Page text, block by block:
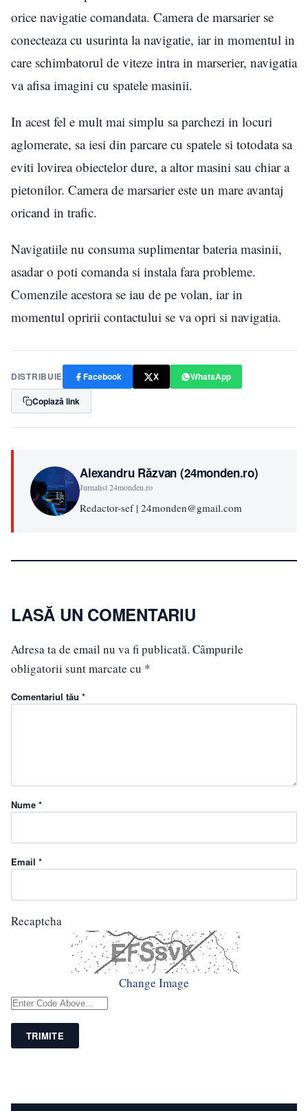
orice navigatie comandata. Camera de marsarier se
conecteaza cu usurinta la navigatie, iar in momentul in
care schimbatorul de viteze intra in marserier, navigatia
va afisa imagini cu spatele masinii.
In acest fel e mult mai simplu sa parchezi in locuri
aglomerate, sa iesi din parcare cu spatele si totodata sa
eviti lovirea obiectelor dure, a altor masini sau chiar a
pietonilor. Camera de marsarier este un mare avantaj
oricand in trafic.
Navigatiile nu consuma suplimentar bateria masinii,
asadar o poti comanda si instala fara probleme.
Comenzile acestora se iau de pe volan, iar in
momentul opririi contactului se va opri si navigatia.
DISTRIBUIE Facebook X
WhatsApp
Copiază link
Alexandru Răzvan (24monden.ro)
Jurnalist 24monden.ro
Redactor-sef | 24monden@gmail.com
LASĂ UN COMENTARIU
Adresa ta de email nu va fi publicată. Câmpurile
obligatorii sunt marcate cu *
Comentariul tău *
Nume *
Email *
Recaptcha
Change Image
TRIMITE